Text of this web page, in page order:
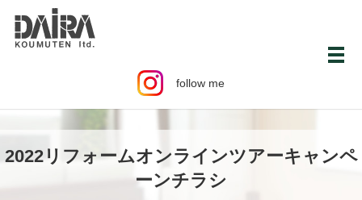
follow me
メ
2022リフォームオンラインツアーキャンペ
ーンチラシ